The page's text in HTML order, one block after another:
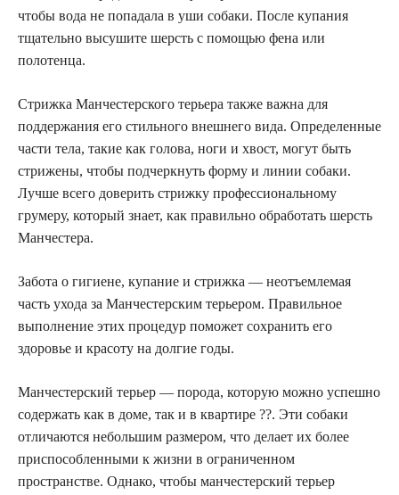
чтобы вода не попадала в уши собаки. После купания
тщательно высушите шерсть с помощью фена или
полотенца.
Стрижка Манчестерского терьера также важна для
поддержания его стильного внешнего вида. Определенные
части тела, такие как голова, ноги и хвост, могут быть
стрижены, чтобы подчеркнуть форму и линии собаки.
Лучше всего доверить стрижку профессиональному
грумеру, который знает, как правильно обработать шерсть
Манчестера.
Забота о гигиене, купание и стрижка — неотъемлемая
часть ухода за Манчестерским терьером. Правильное
выполнение этих процедур поможет сохранить его
здоровье и красоту на долгие годы.
Манчестерский терьер — порода, которую можно успешно
содержать как в доме, так и в квартире ??. Эти собаки
отличаются небольшим размером, что делает их более
приспособленными к жизни в ограниченном
пространстве. Однако, чтобы манчестерский терьер